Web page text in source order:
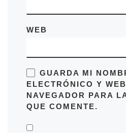
WEB
GUARDA MI
ELECTRÓNICO Y
NAVEGADOR PARA
QUE COMENTE.